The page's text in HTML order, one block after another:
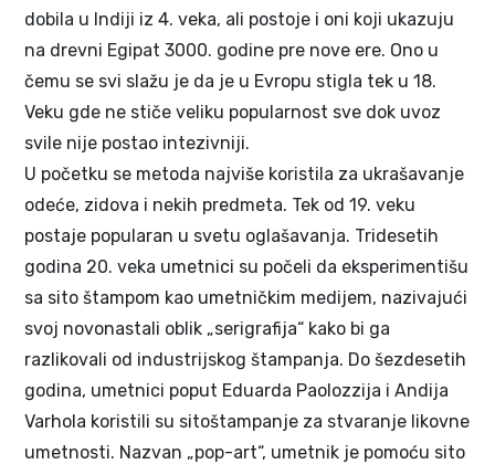
dobila u Indiji iz 4. veka, ali postoje i oni koji ukazuju
na drevni Egipat 3000. godine pre nove ere. Ono u
čemu se svi slažu je da je u Evropu stigla tek u 18.
Veku gde ne stiče veliku popularnost sve dok uvoz
svile nije postao intezivniji.
U početku se metoda najviše koristila za ukrašavanje
odeće, zidova i nekih predmeta. Tek od 19. veku
postaje popularan u svetu oglašavanja. Tridesetih
godina 20. veka umetnici su počeli da eksperimentišu
sa sito štampom kao umetničkim medijem, nazivajući
svoj novonastali oblik „serigrafija“ kako bi ga
razlikovali od industrijskog štampanja. Do šezdesetih
godina, umetnici poput Eduarda Paolozzija i Andija
Varhola koristili su sitoštampanje za stvaranje likovne
umetnosti. Nazvan „pop-art“, umetnik je pomoću sito